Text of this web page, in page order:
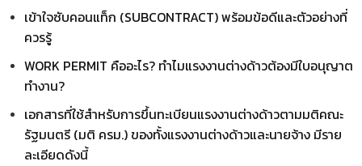
เข้าใจซับคอนแท็ก (SUBCONTRACT) พร้อมข้อดีและตัวอย่างที่
ควรรู้
WORK PERMIT คืออะไร? ทำไมแรงงานต่างด้าวต้องมีใบอนุญาต
ทำงาน?
เอกสารที่ใช้สำหรับการขึ้นทะเบียนแรงงานต่างด้าวตามมติคณะ
รัฐมนตรี (มติ ครม.) ของทั้งแรงงานต่างด้าวและนายจ้าง มีราย
ละเอียดดังนี้